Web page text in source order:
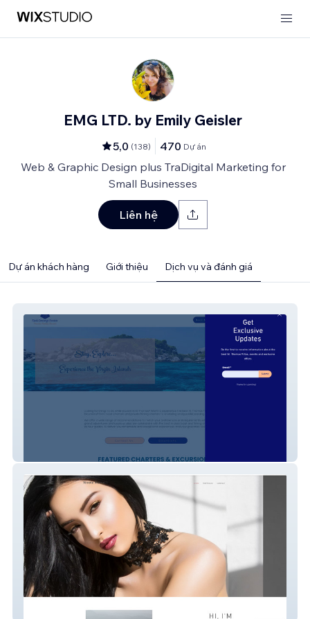
EMG LTD. by Emily Geisler
5,0 (138) 470 Dự án
Web & Graphic Design plus TraDigital Marketing for
Small Businesses
Liên hệ
Dự án khách hàng Giới thiệu Dịch vụ và đánh giá
Nicole Marcelli